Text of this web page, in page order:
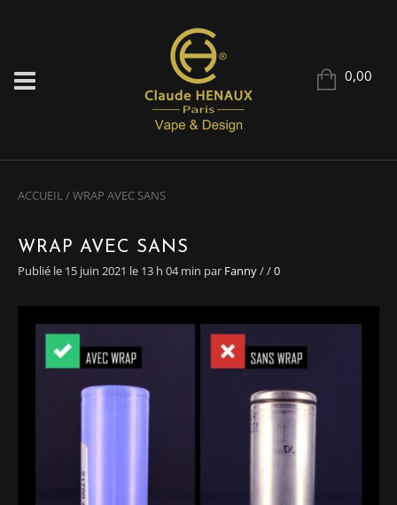
0,00
ACCUEIL/WRAP AVEC SANS
WRAP AVEC SANS
Publié le 15 juin 2021 le 13 h 04 min par Fanny//0